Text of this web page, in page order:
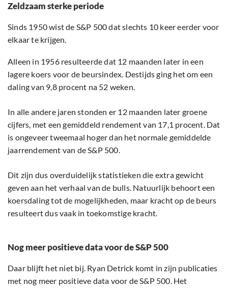
Zeldzaam sterke periode
Sinds 1950 wist de S&P 500 dat slechts 10 keer eerder voor
elkaar te krijgen.
Alleen in 1956 resulteerde dat 12 maanden later in een
lagere koers voor de beursindex. Destijds ging het om een
daling van 9,8 procent na 52 weken.
In alle andere jaren stonden er 12 maanden later groene
cijfers, met een gemiddeld rendement van 17,1 procent. Dat
is ongeveer tweemaal hoger dan het normale gemiddelde
jaarrendement van de S&P 500.
Dit zijn dus overduidelijk statistieken die extra gewicht
geven aan het verhaal van de bulls. Natuurlijk behoort een
koersdaling tot de mogelijkheden, maar kracht op de beurs
resulteert dus vaak in toekomstige kracht.
Nog meer positieve data voor de S&P 500
Daar blijft het niet bij. Ryan Detrick komt in zijn publicaties
met nog meer positieve data voor de S&P 500. Het